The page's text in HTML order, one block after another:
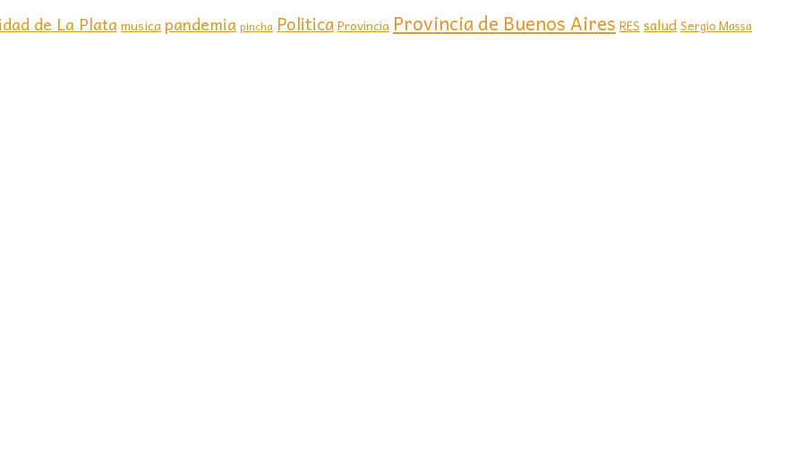
de La Plata musicapandemia pincha PoliticaProvincia Provincia de Buenos Aires RES saludSergio Massa